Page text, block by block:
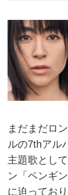
まだまだロ
ルの7thアル
主題歌とし
ン「ペンギ
に迫ってお